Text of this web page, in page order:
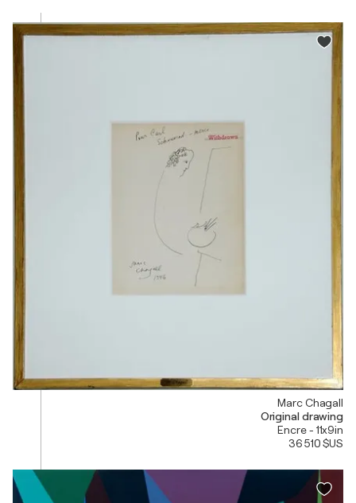
Marc Chagall
Original drawing
Encre - 11x9in
36 510 $US